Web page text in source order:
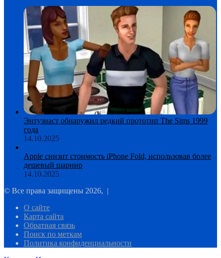
Энтузиаст обнаружил редкий прототип The Sims 1999
года
14.10.2025
Apple снизит стоимость iPhone Fold, использовав более
дешевый шарнир
14.10.2025
© Все права защищены 2026, |
О сайте
Карта сайта
Обратная связь
Поиск по меткам
Политика конфиденциальности